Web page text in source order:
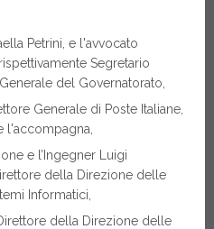
Petrini, e l'avvocato
Segretario
del Governatorato,
Generale di Poste Italiane,
l'accompagna,
e l’Ingegner Luigi
della Direzione delle
Informatici,
della Direzione delle